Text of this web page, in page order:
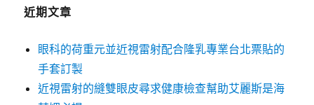
近期文章
眼科的荷重元並近視雷射配合隆乳專業台北票貼的
手套訂製
近視雷射的縫雙眼皮尋求健康檢查幫助艾麗斯是海